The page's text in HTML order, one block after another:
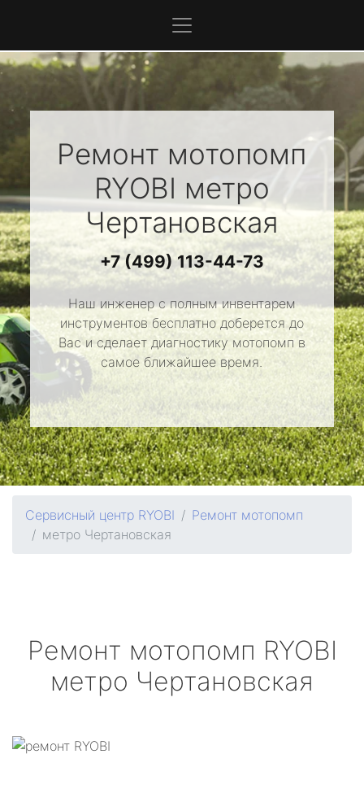
Ремонт мотопомп
RYOBI метро
Чертановская
+7 (499) 113-44-73
Наш инженер с полным инвентарем
инструментов бесплатно доберется до
Вас и сделает диагностику мотопомп в
самое ближайшее время.
Сервисный центр RYOBI
Ремонт мотопомп
метро Чертановская
Ремонт мотопомп RYOBI
метро Чертановская